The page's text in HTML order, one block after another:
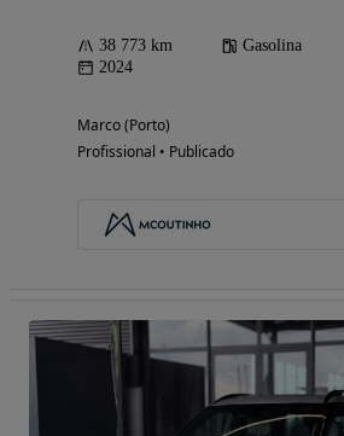
38 773 km Gasolina
2024
Marco (Porto)
Profissional • Publicado